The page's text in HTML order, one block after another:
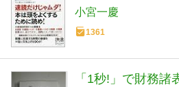
小宮一慶
1361
「1秒!」で財務